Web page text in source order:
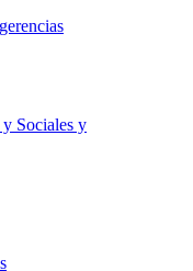
Sociales y